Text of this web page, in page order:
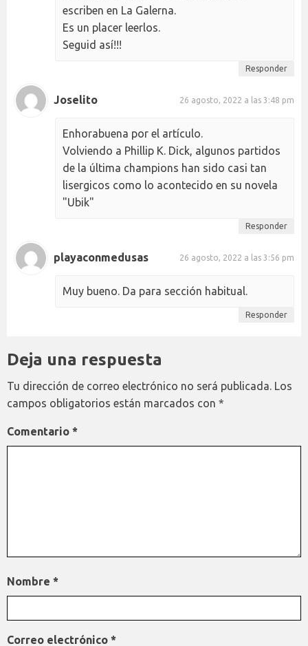
escriben en La Galerna.
Es un placer leerlos.
Seguid así!!!
Responder
Joselito 26 agosto, 2022 a las 3:48 pm
Enhorabuena por el artículo.
Volviendo a Phillip K. Dick, algunos partidos
de la última champions han sido casi tan
lisergicos como lo acontecido en su novela
"Ubik"
Responder
playaconmedusas 26 agosto, 2022 a las 3:56 pm
Muy bueno. Da para sección habitual.
Responder
Deja una respuesta
Tu dirección de correo electrónico no será publicada. Los
campos obligatorios están marcados con *
Comentario *
Nombre *
Correo electrónico *